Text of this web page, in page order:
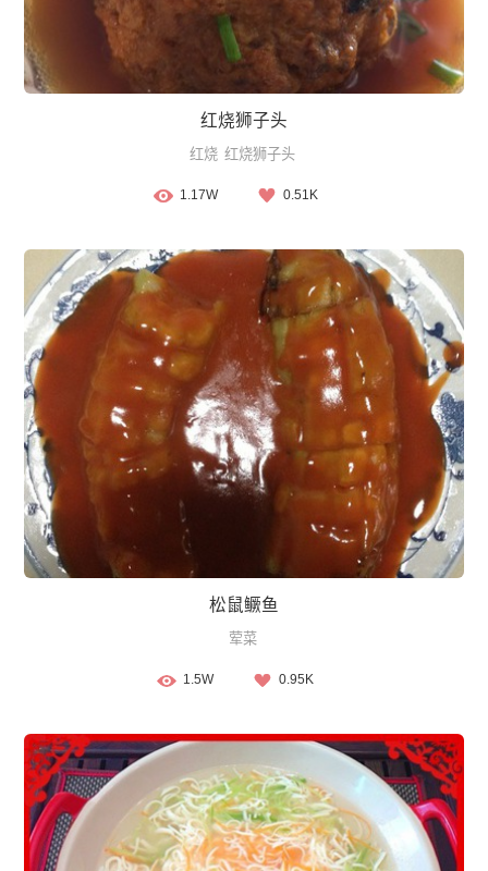
红烧狮子头
红烧 红烧狮子头
1.17W 0.51K
松鼠鳜鱼
荤菜
1.5W 0.95K